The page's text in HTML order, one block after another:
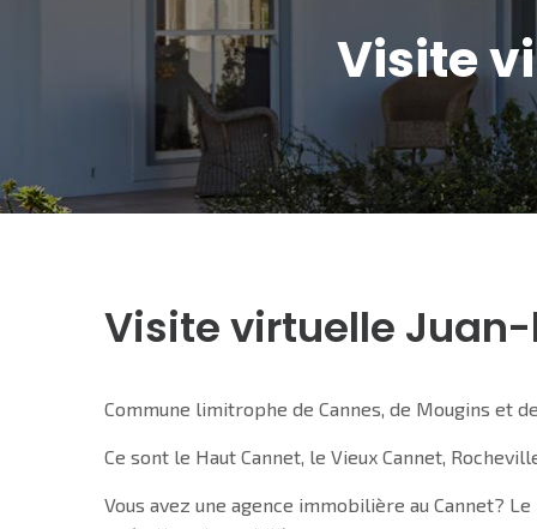
Visite
Visite virtuelle
Commune limitrophe de Cannes, de Mougins et
Ce sont le Haut Cannet, le Vieux Cannet,
Vous avez une agence immobilière au Cannet?